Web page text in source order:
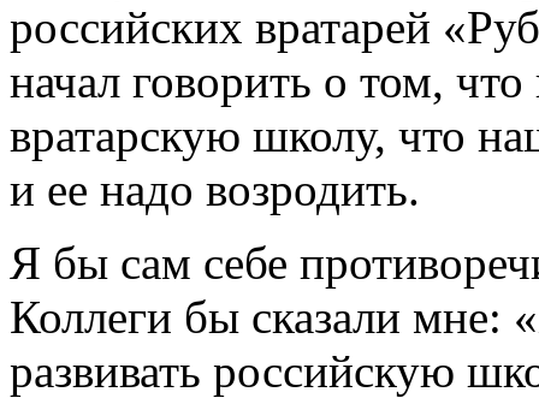
российских вратарей
начал говорить о том,
вратарскую школу, что
и ее надо возродить.
Я бы сам себе
Коллеги бы сказали мне:
развивать российскую